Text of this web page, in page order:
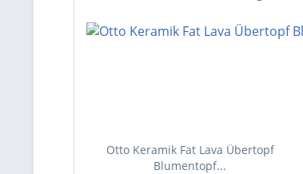
Otto Keramik Fat Lava Übertopf
Blumentopf...